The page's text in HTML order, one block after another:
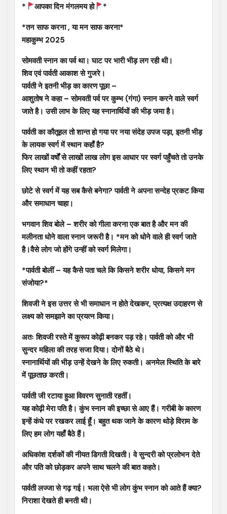
* आपका दिन मंगलमय हो *
*तन साफ करना , या मन साफ करना*
महाकुम्भ 2025
सोमवती स्नान का पर्व था। घाट पर भारी भीड़ लग रही थी।
शिव एवं पार्वती आकाश से गुजरे।
पार्वती ने इतनी भीड़ का कारण पूछा –
आशुतोष ने कहा – सोमवती पर्व पर कुम्भ (गंगा) स्नान करने वाले स्वर्ग
जाते है। उसी लाभ के लिए यह स्नानार्थियों की भीड़ जमा है।
पार्वती का कौतूहल तो शान्त हो गया पर नया संदेह उपज पड़ा, इतनी भीड़
के लायक स्वर्ग में स्थान कहाँ है?
फिर लाखों वर्षों से लाखों लाख लोग इस आधार पर स्वर्ग पहुँचते तो उनके
लिए स्थान भी तो कहीं रहता?
छोटे से स्वर्ग में यह सब कैसे बनेगा? पार्वती ने अपना सन्देह प्रकट किया
और समाधान चाहा।
भगवान शिव बोले – शरीर को गीला करना एक बात है और मन की
मलीनता धोने वाला स्नान जरूरी है। *मन को धोने वाले ही स्वर्ग जाते
है।वैसे लोग जो होंगे उन्हीं को स्वर्ग मिलेगा।
*पार्वती बोलीं – यह कैसे पता चले कि किसने शरीर धोया, किसने मन
संजोया?*
शिवजी ने इस उत्तर से भी समाधान न होते देखकर, प्रत्यक्ष उदाहरण से
लक्ष्य को समझाने का प्रयत्न किया।
अतः शिवजी रस्ते में कुरूप कोढ़ी बनकर पड़ रहे। पार्वती को और भी
सुन्दर महिला की तरह सजा दिया। दोनों बैठे थे।
स्नानार्थियों की भीड़ उन्हें देखने के लिए रुकती। अनमेल स्थिति के बारे
में पूछताछ करती।
पार्वती जी रटाया हुआ विवरण सुनाती रहतीं।
यह कोढ़ी मेरा पति है। कुंभ स्नान की इच्छा से आए हैं। गरीबी के कारण
इन्हें कंधे पर रखकर लाई हूँ। बहुत थक जाने के कारण थोड़े विराम के
लिए हम लोग यहाँ बैठे हैं।
अधिकांश दर्शकों की नीयत डिगती दिखती। वे सुन्दरी को प्रलोभन देते
और पति को छोड़कर अपने साथ चलने की बात कहते।
पार्वती लज्जा से गढ़ गई। भला ऐसे भी लोग कुंभ स्नान को आते हैं क्या?
निराशा देखते ही बनती थी।